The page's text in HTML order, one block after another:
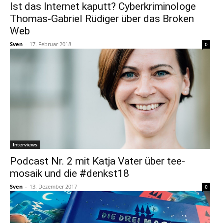
Ist das Internet kaputt? Cyberkriminologe
Thomas-Gabriel Rüdiger über das Broken
Web
Sven - 17. Februar 2018 0
Interviews
Podcast Nr. 2 mit Katja Vater über tee-
mosaik und die #denkst18
Sven - 13. Dezember 2017 0